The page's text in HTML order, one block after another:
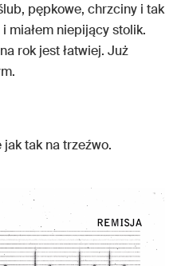
pępkowe, chrzciny i tak
miałem niepijący stolik.
rok jest łatwiej. Już
jak tak na trzeźwo.